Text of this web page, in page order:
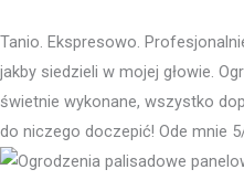
Tanio. Ekspresowo.
jakby siedzieli w mojej głowie.
świetnie wykonane, wszystko
do niczego doczepić! Ode mnie